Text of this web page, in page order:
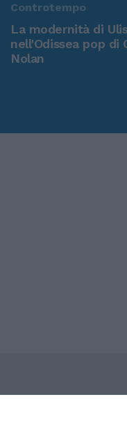
Controtempo
La modernità di
nell'Odissea pop di
Nolan